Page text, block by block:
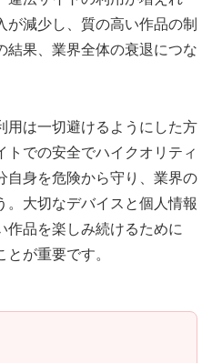
減少し、質の高い作品の制
結果、業界全体の衰退につな
用は一切避けるようにした方
トでの安全でハイクオリティ
自身を危険から守り、業界の
。大切なデバイスと個人情報
作品を楽しみ続けるために
が重要です。